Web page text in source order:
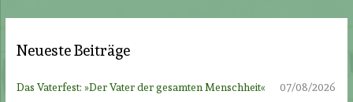
Neueste Beiträge
Das Vaterfest: »Der Vater der gesamten Menschheit«
07/08/2026